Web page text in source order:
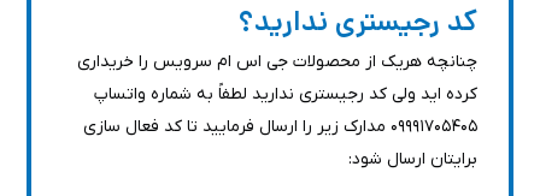
کد رجیستری ندارید؟
چنانچه هریک از محصولات جی اس ام سرویس را خریداری
کرده اید ولی کد رجیستری ندارید لطفاً به شماره واتساپ
۰۹۹۹۱۷۰۵۴۰۵ مدارک زیر را ارسال فرمایید تا کد فعال سازی
برایتان ارسال شود: